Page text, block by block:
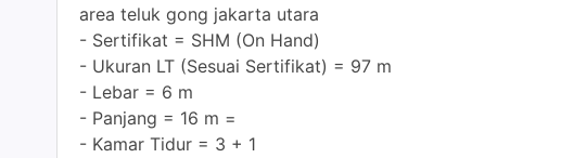
area teluk gong jakarta utara
- Sertifikat = SHM (On Hand)
- Ukuran LT (Sesuai Sertifikat) = 97 m
- Lebar = 6 m
- Panjang = 16 m =
- Kamar Tidur = 3 + 1